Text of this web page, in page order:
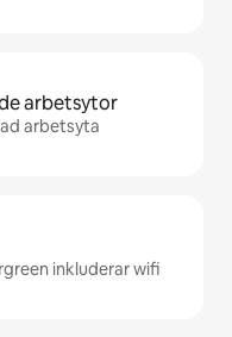
arbetsytor
arbetsyta
inkluderar wifi